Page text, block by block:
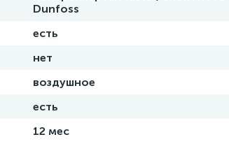
Dunfoss
есть
нет
воздушное
есть
12 мес